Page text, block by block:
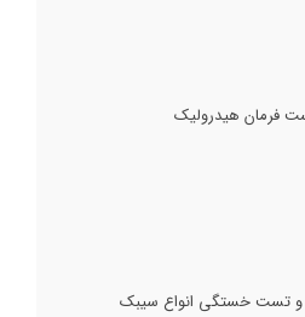
فرمان هیدرولیک
و تست خستگی انواع سیبک